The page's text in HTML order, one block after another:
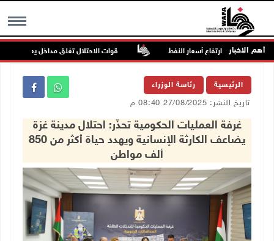
MENU أهم الاخبارارتفاع أسعار النفط قوات الاحتلال تغلق مداخل يعبد جنوب غرب
الرئيسية رئاسة الوزراء
تاريخ النشر: 27/08/2025 08:40 م
غرفة العمليات الحكومية تحذّر: احتلال مدينة غزة
يضاعف الكارثة الإنسانية ويهدد حياة أكثر من 850
ألف مواطن